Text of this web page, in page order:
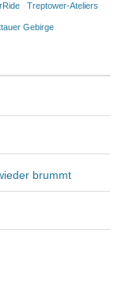
Treptower-Ateliers
Gebirge
brummt